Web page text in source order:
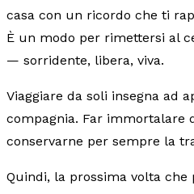
casa con un ricordo che ti
È un modo per rimettersi al
— sorridente, libera, viva.
Viaggiare da soli insegna ad
compagnia. Far immortalare
conservarne per sempre la
Quindi, la prossima volta